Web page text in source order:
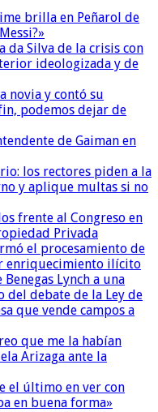
brilla en Peñarol de
da Silva de la crisis con
ideologizada y de
novia y contó su
podemos dejar de
de Gaiman en
los rectores piden a la
y aplique multas si no
frente al Congreso en
Privada
el procesamiento de
enriquecimiento ilícito
Lynch a una
del debate de la Ley de
que vende campos a
que me la habían
Arizaga ante la
el último en ver con
en buena forma»